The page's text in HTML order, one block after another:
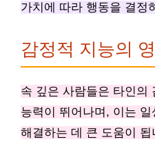
가치에 따라 행동을 결정
감정적 지능의
속 깊은 사람들은 타인의
능력이 뛰어나며, 이는
해결하는 데 큰 도움이 됩